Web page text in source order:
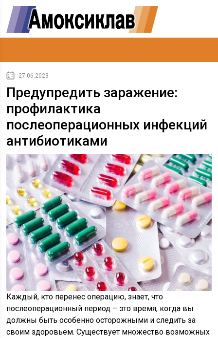
27.06.2023
Предупредить заражение:
профилактика
послеоперационных инфекций
антибиотиками
Каждый, кто перенес операцию, знает, что
послеоперационный период – это время, когда вы
должны быть особенно осторожными и следить за
своим здоровьем. Существует множество возможных